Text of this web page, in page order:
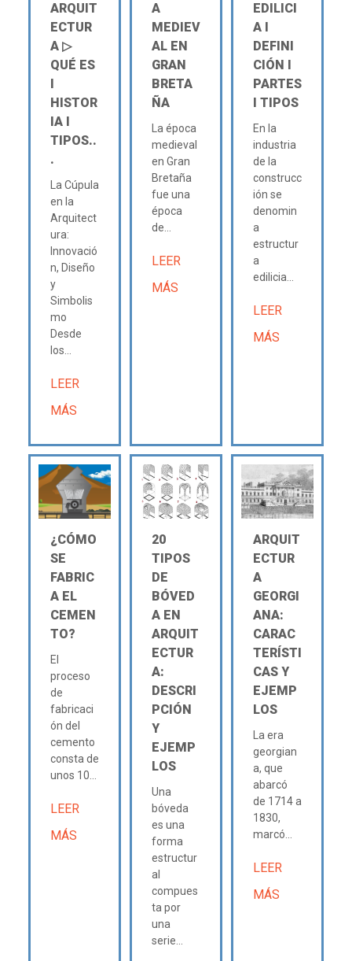
ARQUIT
ECTUR
A ▷
QUÉ ES
HISTOR
IA Ι
TIPOS..
.
La Cúpula
en la
Arquitect
ura:
Innovació
n, Diseño
y
Simbolis
mo
Desde
los...
LEER
MÁS
A
MEDIEV
AL EN
GRAN
BRETA
ÑA
La época
medieval
en Gran
Bretaña
fue una
época
de...
LEER
MÁS
EDILICI
A Ι
DEFINI
CIÓN Ι
PARTES
Ι TIPOS
En la
industria
de la
construcc
ión se
denomin
a
estructur
a
edilicia...
LEER
MÁS
¿CÓMO
SE
FABRIC
A EL
CEMEN
TO?
El
proceso
de
fabricaci
ón del
cemento
consta de
unos 10...
LEER
MÁS
20
TIPOS
DE
BÓVED
A EN
ARQUIT
ECTUR
A:
DESCRI
PCIÓN
Y
EJEMP
LOS
Una
bóveda
es una
forma
estructur
al
compues
ta por
una
serie...
ARQUIT
ECTUR
A
GEORGI
ANA:
CARAC
TERÍSTI
CAS Y
EJEMP
LOS
La era
georgian
a, que
abarcó
de 1714 a
1830,
marcó...
LEER
MÁS